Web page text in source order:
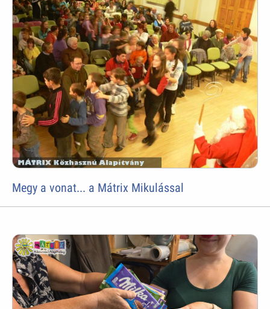
Megy a vonat... a Mátrix Mikulással